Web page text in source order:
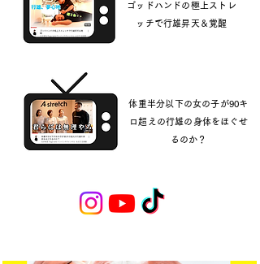
ゴッドハンドの極上ストレ
ッチで行雄昇天＆覚醒
体重半分以下の女の子が90キ
ロ超えの行雄の身体をほぐせ
るのか？